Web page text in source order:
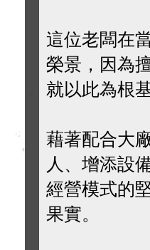
這位老闆在
榮景，因為
就以此為根
藉著配合大
人、增添設
經營模式的
果實。